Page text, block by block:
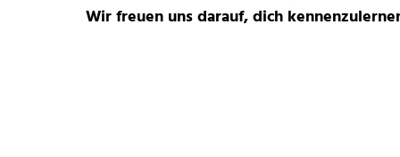
Wir freuen uns darauf, dich